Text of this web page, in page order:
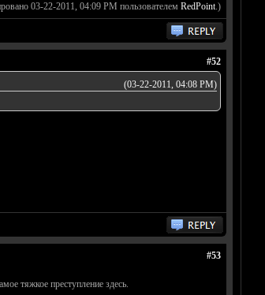
03-22-2011, 04:09 PM пользователем RedPoint.)
#52
(03-22-2011, 04:08 PM)
#53
тяжкое преступление здесь.